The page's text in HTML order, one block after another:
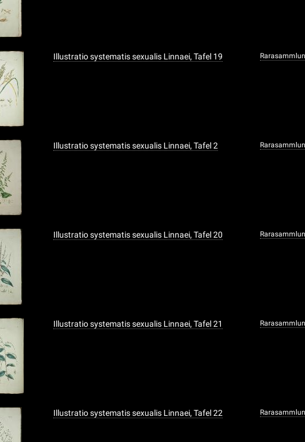
Illustratio systematis sexualis Linnaei, Tafel 19
Illustratio systematis sexualis Linnaei, Tafel 2
Illustratio systematis sexualis Linnaei, Tafel 20
Illustratio systematis sexualis Linnaei, Tafel 21
Illustratio systematis sexualis Linnaei, Tafel 22